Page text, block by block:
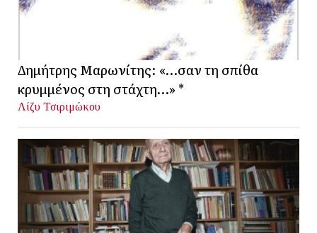
Δημήτρης Μαρωνίτης: «…σαν τη σπίθα
κρυμμένος στη στάχτη…» *
Λίζυ Τσιριμώκου